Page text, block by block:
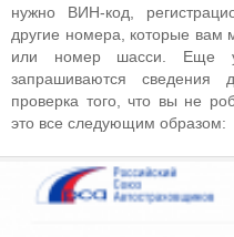
нужно ВИН-код,
другие номера, которые вам
или номер шасси. Еще
запрашиваются сведения
проверка того, что вы не
это все следующим образом: